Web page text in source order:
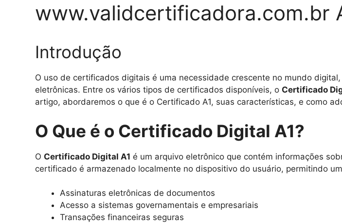
www.validcertificadora.com.br
Introdução
O uso de certificados digitais é uma necessidade crescente no mundo
eletrônicas. Entre os vários tipos de certificados disponíveis, o Certificado
artigo, abordaremos o que é o Certificado A1, suas características, e como
O Que é o Certificado Digital A1?
O Certificado Digital A1 é um arquivo eletrônico que contém informações
certificado é armazenado localmente no dispositivo do usuário, permitindo
Assinaturas eletrônicas de documentos
Acesso a sistemas governamentais e empresariais
Transações financeiras seguras